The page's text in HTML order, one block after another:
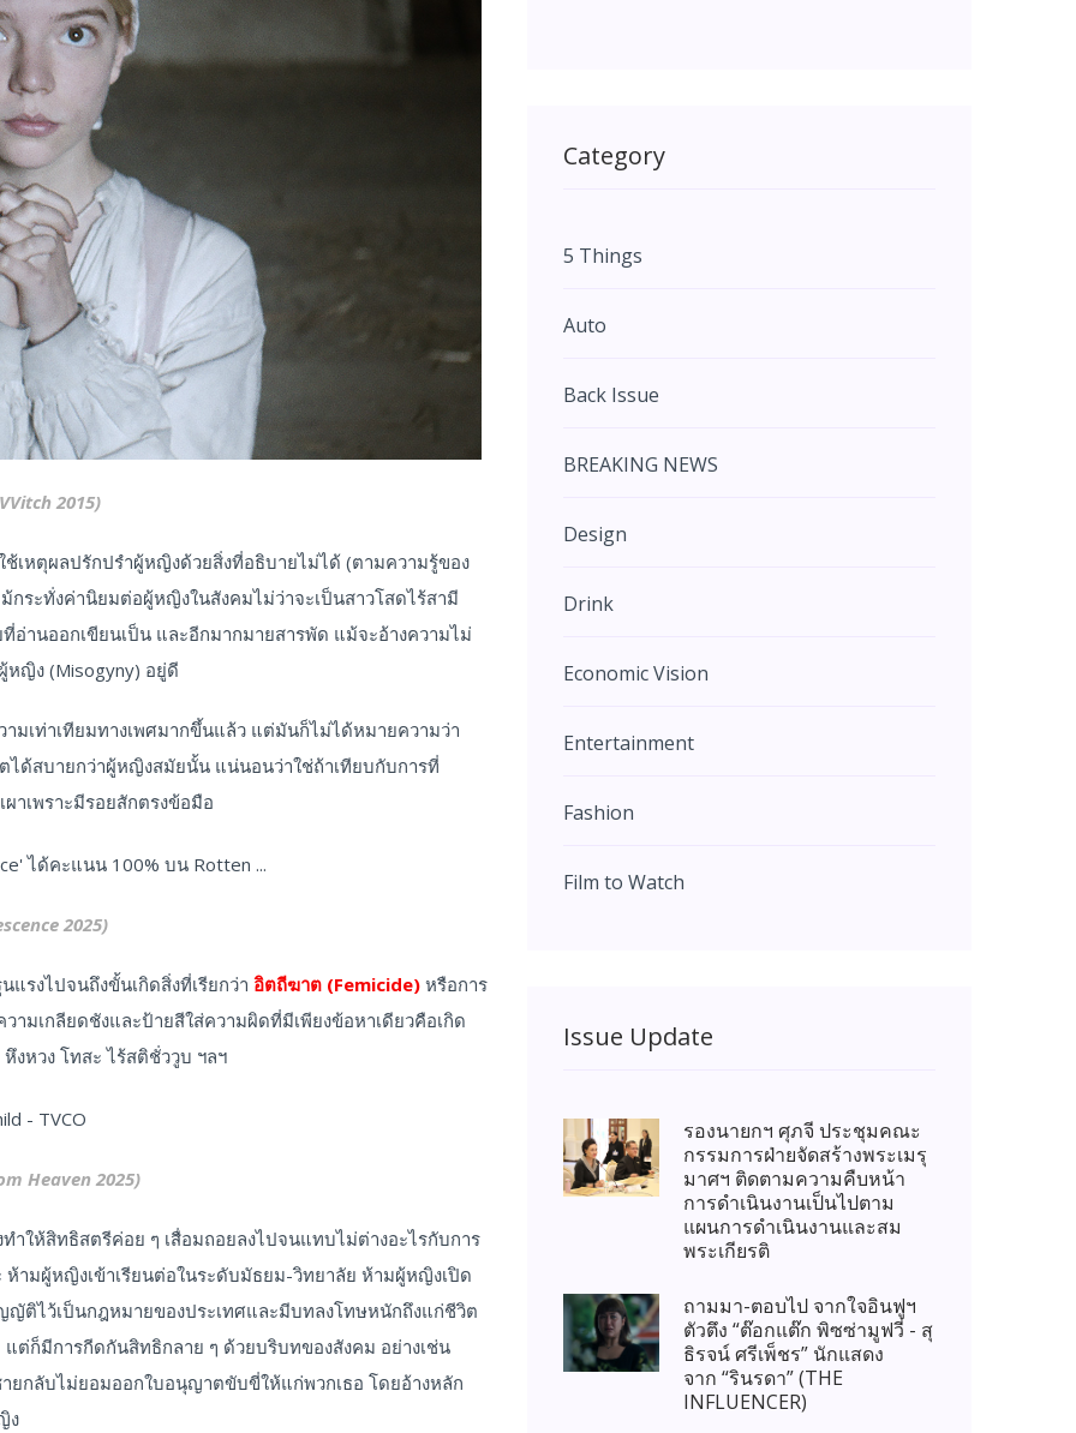
2015)
หตุผลปรักปรำผู้หญิงด้วยสิ่งที่อธิบายไม่ได้ (ตามความรู้ของ
ระทั่งค่านิยมต่อผู้หญิงในสังคมไม่ว่าจะเป็นสาวโสดไร้สามี
านออกเขียนเป็น และอีกมากมายสารพัด แม้จะอ้างความไม่
หญิง (Misogyny) อยู่ดี
เท่าเทียมทางเพศมากขึ้นแล้ว แต่มันก็ไม่ได้หมายความว่า
สบายกว่าผู้หญิงสมัยนั้น แน่นอนว่าใช่ถ้าเทียบกับการที่
าเพราะมีรอยสักตรงข้อมือ
2025)
งไปจนถึงขั้นเกิดสิ่งที่เรียกว่า อิตถีฆาต (Femicide) หรือการ
มเกลียดชังและป้ายสีใส่ความผิดที่มีเพียงข้อหาเดียวคือเกิด
งหวง โทสะ ไร้สติชั่ววูบ ฯลฯ
Heaven 2025)
ห้สิทธิสตรีค่อย ๆ เสื่อมถอยลงไปจนแทบไม่ต่างอะไรกับการ
มผู้หญิงเข้าเรียนต่อในระดับมัธยม-วิทยาลัย ห้ามผู้หญิงเปิด
ติไว้เป็นกฎหมายของประเทศและมีบทลงโทษหนักถึงแก่ชีวิต
ก็มีการกีดกันสิทธิกลาย ๆ ด้วยบริบทของสังคม อย่างเช่น
กลับไม่ยอมออกใบอนุญาตขับขี่ให้แก่พวกเธอ โดยอ้างหลัก
ง
Category
5 Things
Auto
Back Issue
BREAKING NEWS
Design
Drink
Economic Vision
Entertainment
Fashion
Film to Watch
Issue Update
รองนายกฯ ศุภจี ประชุมคณะ
กรรมการฝ่ายจัดสร้างพระเมรุ
มาศฯ ติดตามความคืบหน้า
การดำเนินงานเป็นไปตาม
แผนการดำเนินงานและสม
พระเกียรติ
ถามมา-ตอบไป จากใจอินฟูฯ
ตัวตึง “ต๊อกแต๊ก พิซซ่ามูฟวี่ - สุ
ธิรจน์ ศรีเพ็ชร” นักแสดง
จาก “รินรดา” (THE
INFLUENCER)